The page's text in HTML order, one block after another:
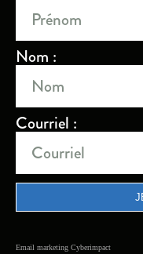
Nom :
Courriel :
Email marketing Cyberimpact